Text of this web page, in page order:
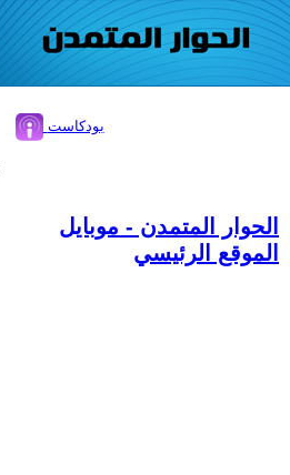
بودكاست
الحوار المتمدن - موبايل
الموقع الرئيسي